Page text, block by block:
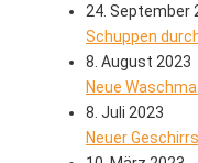
24. September
Schuppen
8. August 2023
Neue
8. Juli 2023
Neuer